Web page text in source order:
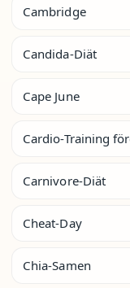
Cambridge
Candida-Diät
Cape June
Cardio-Training
Carnivore-Diät
Cheat-Day
Chia-Samen